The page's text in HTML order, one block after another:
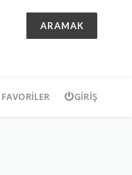
ARAMAK
FAVORILER GIRIŞ